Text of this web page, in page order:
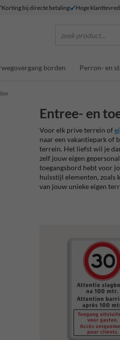
Korting bij directe betaling Hoge
zoek product...
borden Perron- en
Entree- en
Voor elk prive terrein of
naar een vakantiepark of
terrein. Het liefst wil je
zelf jouw eigen
toegangsbord hebt voor
huisstijl elementen, zoals
van jouw unieke eigen